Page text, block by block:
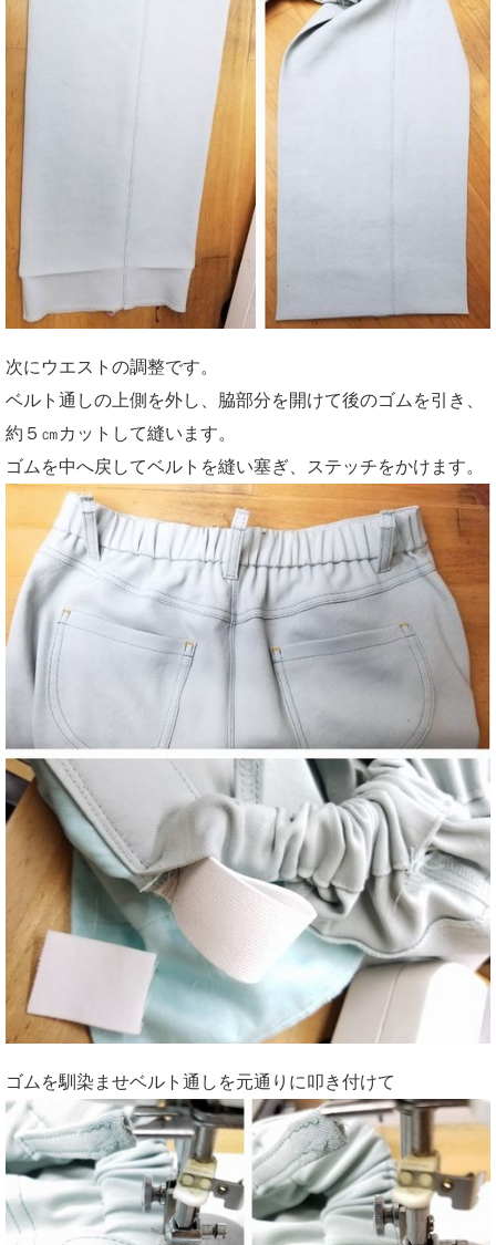
次にウエストの調整です。
ベルト通しの上側を外し、脇部分を開けて後のゴムを引き、
約５㎝カットして縫います。
ゴムを中へ戻してベルトを縫い塞ぎ、ステッチをかけます。
ゴムを馴染ませベルト通しを元通りに叩き付けて